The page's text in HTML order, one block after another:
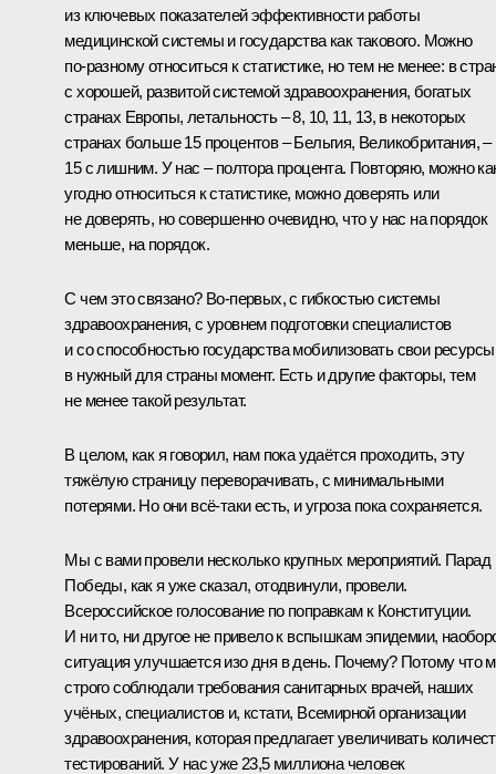
из ключевых показателей эффективности работы
медицинской системы и государства как такового. Можно
по‑разному относиться к статистике, но тем не менее: в
с хорошей, развитой системой здравоохранения, богатых
странах Европы, летальность – 8, 10, 11, 13, в некоторых
странах больше 15 процентов – Бельгия, Великобритания, –
15 с лишним. У нас – полтора процента. Повторяю, можно
угодно относиться к статистике, можно доверять или
не доверять, но совершенно очевидно, что у нас на порядок
меньше, на порядок.
С чем это связано? Во‑первых, с гибкостью системы
здравоохранения, с уровнем подготовки специалистов
и со способностью государства мобилизовать свои ресурсы
в нужный для страны момент. Есть и другие факторы, тем
не менее такой результат.
В целом, как я говорил, нам пока удаётся проходить, эту
тяжёлую страницу переворачивать, с минимальными
потерями. Но они всё‑таки есть, и угроза пока сохраняется.
Мы с вами провели несколько крупных мероприятий. Парад
Победы, как я уже сказал, отодвинули, провели.
Всероссийское голосование по поправкам к Конституции.
И ни то, ни другое не привело к вспышкам эпидемии,
ситуация улучшается изо дня в день. Почему? Потому что
строго соблюдали требования санитарных врачей, наших
учёных, специалистов и, кстати, Всемирной организации
здравоохранения, которая предлагает увеличивать
тестирований. У нас уже 23,5 миллиона человек